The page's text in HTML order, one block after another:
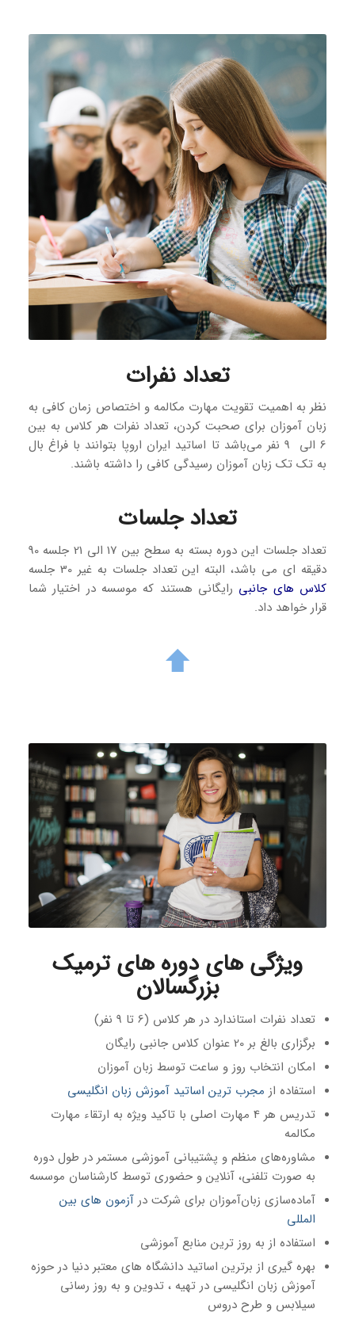
تعداد نفرات
نظر به اهمیت تقویت مهارت مکالمه و اختصاص زمان کافی به
زبان آموزان برای صحبت کردن، تعداد نفرات هر کلاس به بین
6 الی 9 نفر می‌باشد تا اساتید ایران اروپا بتوانند با فراغ بال
به تک تک زبان آموزان رسیدگی کافی را داشته باشند.
تعداد جلسات
تعداد جلسات این دوره بسته به سطح بین 17 الی 21 جلسه 90
دقیقه ای می باشد، البته این تعداد جلسات به غیر 30 جلسه
کلاس های جانبی رایگانی هستند که موسسه در اختیار شما
قرار خواهد داد.
ویژگیهایدوره های ترمیک
بزرگسالان
تعداد نفرات استاندارد در هر کلاس (6 تا 9 نفر)
برگزاری بالغ بر 20 عنوان کلاس جانبی رایگان
امکان انتخاب روز و ساعت توسط زبان آموزان
استفاده از مجرب‌ ترین اساتید آموزش زبان انگلیسی
تدریس هر 4 مهارت اصلی با تاکید ویژه به ارتقاء مهارت
مکالمه
مشاوره‌های منظم و پشتیبانی آموزشی مستمر در طول دوره
به صورت تلفنی، آنلاین و حضوری توسط کارشناسان موسسه
آماده‌سازی زبان‌آموزان برای شرکت در آزمون‌ های بین
المللی
استفاده از به روز ترین منابع آموزشی
بهره گیری از برترین اساتید دانشگاه های معتبر دنیا در حوزه
آموزش زبان انگلیسی در تهیه ، تدوین و به روز رسانی
سیلابس و طرح دروس